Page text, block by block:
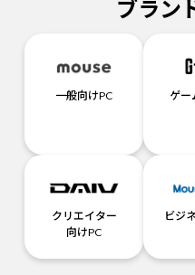
ブラン
一般向けPC ゲー
クリエイター
向けPC
ビジ